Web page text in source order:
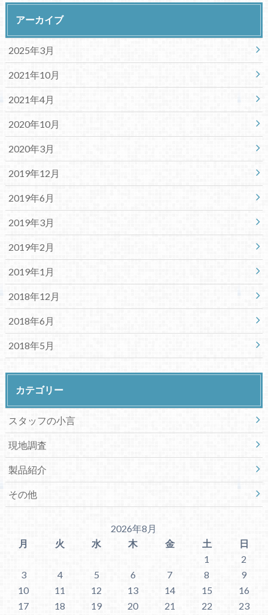
アーカイブ
2025年3月
2021年10月
2021年4月
2020年10月
2020年3月
2019年12月
2019年6月
2019年3月
2019年2月
2019年1月
2018年12月
2018年6月
2018年5月
カテゴリー
スタッフの小言
現地調査
製品紹介
その他
2026年8月
月
火 水 木 金 土
日
1
2
3
4 5 6 7 8
9
10
11 12 13 14 15
16
17
18 19 20 21 22 23